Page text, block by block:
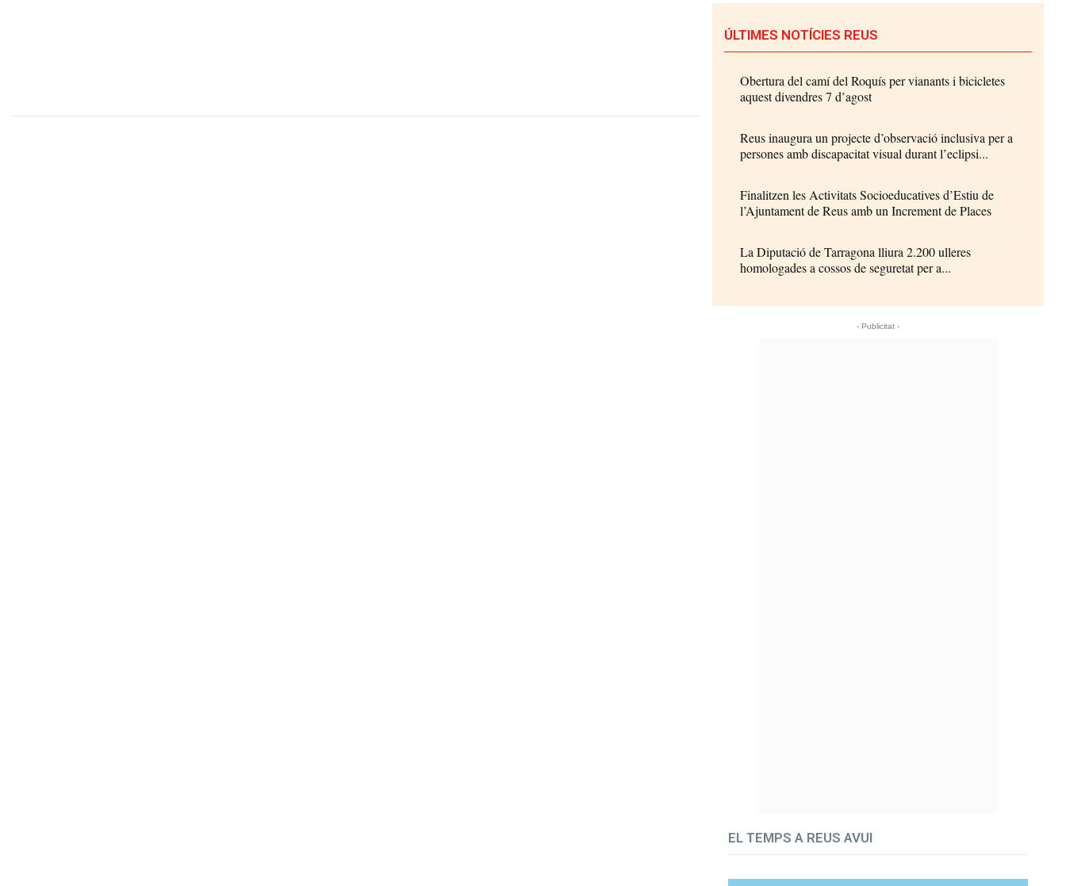
ÚLTIMES NOTÍCIES REUS
Obertura del camí del Roquís per vianants i bicicletes
aquest divendres 7 d’agost
Reus inaugura un projecte d’observació inclusiva per a
persones amb discapacitat visual durant l’eclipsi...
Finalitzen les Activitats Socioeducatives d’Estiu de
l’Ajuntament de Reus amb un Increment de Places
La Diputació de Tarragona lliura 2.200 ulleres
homologades a cossos de seguretat per a...
- Publicitat -
EL TEMPS A REUS AVUI